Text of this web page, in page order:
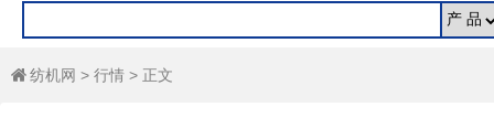
 纺机网 > 行情 > 正文